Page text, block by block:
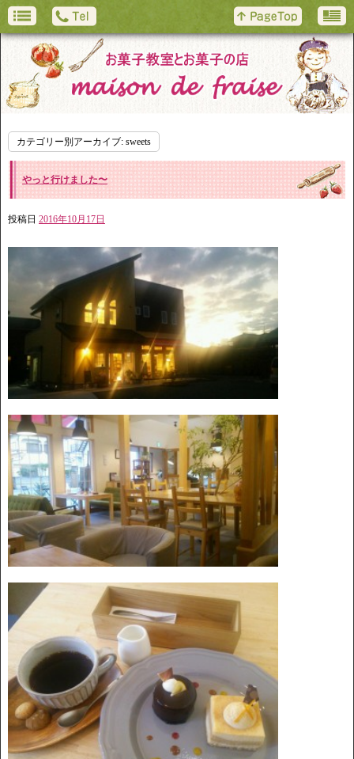
カテゴリー別アーカイブ: sweets
やっと行けました〜
投稿日 2016年10月17日